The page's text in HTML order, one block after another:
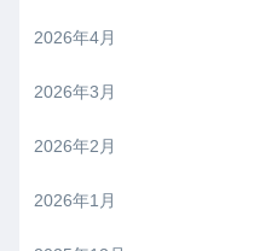
2026年4月
2026年3月
2026年2月
2026年1月